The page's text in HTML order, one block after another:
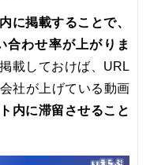
に掲載することで、
合わせ率が上がりま
載しておけば、URL
社が上げている動画
内に滞留させること